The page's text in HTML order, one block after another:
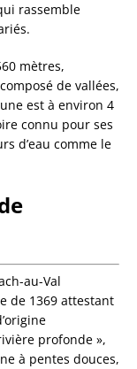
rassemble
mètres,
de vallées,
est à environ 4
connu pour ses
d’eau comme le
au-Val
de 1369 attestant
profonde »,
à pentes douces,